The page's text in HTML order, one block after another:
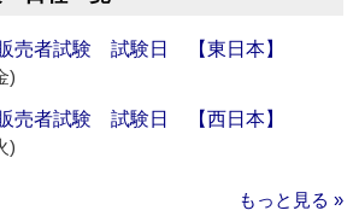
売者試験 試験日 【東日本】
)
売者試験 試験日 【西日本】
)
もっと見る »